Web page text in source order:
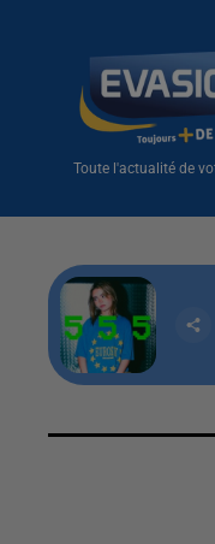
Toute l'actualité de